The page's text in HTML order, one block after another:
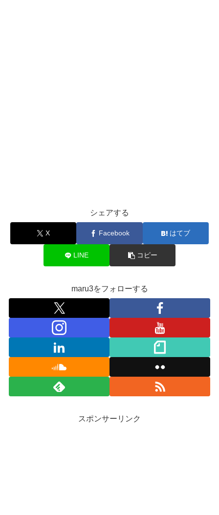
シェアする
X Facebook はてブ
LINE コピー
maru3をフォローする
スポンサーリンク